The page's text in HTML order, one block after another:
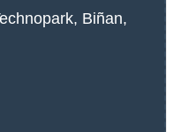
Biñan,